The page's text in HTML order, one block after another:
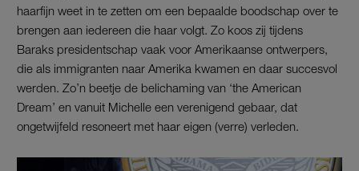
haarfijn weet in te zetten om een bepaalde boodschap over te
brengen aan iedereen die haar volgt. Zo koos zij tijdens
Baraks presidentschap vaak voor Amerikaanse ontwerpers,
die als immigranten naar Amerika kwamen en daar succesvol
werden. Zo’n beetje de belichaming van ‘the American
Dream’ en vanuit Michelle een verenigend gebaar, dat
ongetwijfeld resoneert met haar eigen (verre) verleden.